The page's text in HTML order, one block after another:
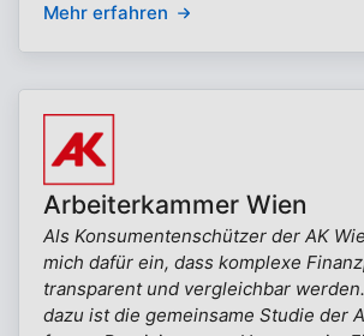
Mehr erfahren
Arbeiterkammer Wien
Als Konsumentenschützer der AK
mich dafür ein, dass komplexe
transparent und vergleichbar
dazu ist die gemeinsame Studie der